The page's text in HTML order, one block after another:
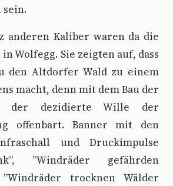
sein.
anderen Kaliber waren da die
Wolfegg. Sie zeigten auf, dass
den Altdorfer Wald zu einem
macht, denn mit dem Bau der
der dezidierte Wille der
offenbart. Banner mit den
und Druckimpulse
”Windräder gefährden
”Windräder trocknen Wälder